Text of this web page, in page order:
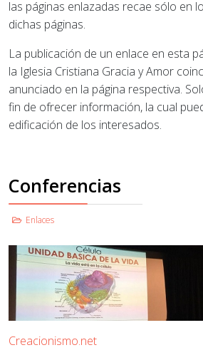
las páginas enlazadas recae sólo en
dichas páginas.
La publicación de un enlace en esta
la Iglesia Cristiana Gracia y Amor
anunciado en la página respectiva.
fin de ofrecer información, la cual
edificación de los interesados.
Conferencias
Enlaces
Creacionismo.net